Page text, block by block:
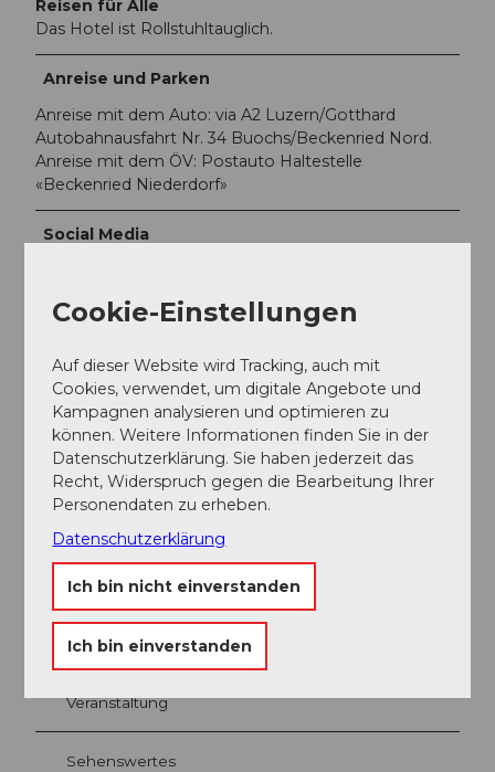
Reisen für Alle
Das Hotel ist Rollstuhltauglich.
Anreise und Parken
Anreise mit dem Auto: via A2 Luzern/Gotthard
Autobahnausfahrt Nr. 34 Buochs/Beckenried Nord.
Anreise mit dem ÖV: Postauto Haltestelle
«Beckenried Niederdorf»
Social Media
Bitte kontaktieren Sie das Hotel direkt für alle
Preisauskünfte.
Ansprechpartner:in
Gérard O. Kuhn
In der Nähe
Veranstaltung
Sehenswertes
Cookie-Einstellungen
Auf dieser Website wird Tracking, auch mit
Cookies, verwendet, um digitale Angebote und
Kampagnen analysieren und optimieren zu
können. Weitere Informationen finden Sie in der
Datenschutzerklärung. Sie haben jederzeit das
Recht, Widerspruch gegen die Bearbeitung Ihrer
Personendaten zu erheben.
Datenschutzerklärung
Ich bin nicht einverstanden
Ich bin einverstanden